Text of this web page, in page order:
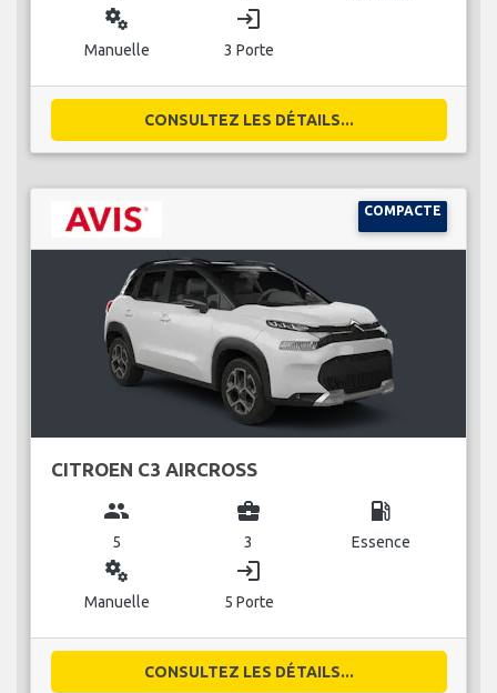
miscellaneous_services
Manuelle
login
3 Porte
CONSULTEZ LES DÉTAILS...
COMPACTE
CITROEN C3 AIRCROSS
group
5
business_center
3
local_gas_station
Essence
miscellaneous_services
Manuelle
login
5 Porte
CONSULTEZ LES DÉTAILS...